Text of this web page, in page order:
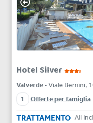
Hotel Silver s
Valverde • Viale Bernini,
1
Offerte per famiglia
TRATTAMENTO